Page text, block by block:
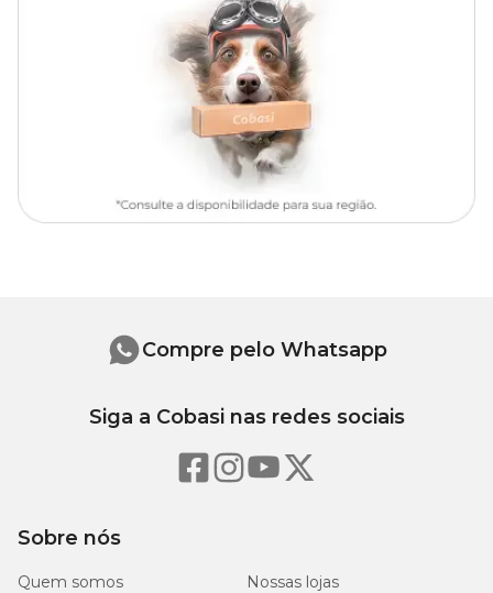
Uma sugestão para manter uma boa umidade é fazer uma cama
de seixos com água em uma bandeja abaixo da planta.
: Além de todos os cuidados para manter sua planta bonita e
viçosa, é importante mantê-la longe do acesso de crianças e
animais de estimação. Se ingerida acidentalmente pode causar
sintomas desagradáveis, pois não é comestível.
Para maiores informações e tirar todas suas dúvidas sobre essa flor
linda, consulte um especialista de jardinagem em uma de nossas
lojas.
Sobre nós
Quem somos
Nossas lojas
Compre pelo Whatsapp
Siga a Cobasi nas redes sociais